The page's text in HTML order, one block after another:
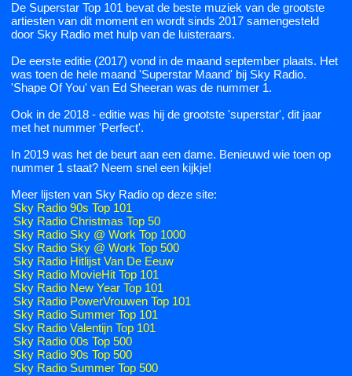
De Superstar Top 101 bevat de beste muziek van de grootste
artiesten van dit moment en wordt sinds 2017 samengesteld
door Sky Radio met hulp van de luisteraars.
De eerste editie (2017) vond in de maand september plaats. Het
was toen de hele maand 'Superstar Maand' bij Sky Radio.
'Shape Of You' van Ed Sheeran was de nummer 1.
Ook in de 2018 - editie was hij de grootste 'superstar', dit jaar
met het nummer 'Perfect'.
In 2019 was het de beurt aan een dame. Benieuwd wie toen op
nummer 1 staat? Neem snel een kijkje!
Meer lijsten van Sky Radio op deze site:
Sky Radio 90s Top 101
Sky Radio Christmas Top 50
Sky Radio Sky @ Work Top 1000
Sky Radio Sky @ Work Top 500
Sky Radio Hitlijst Van De Eeuw
Sky Radio MovieHit Top 101
Sky Radio New Year Top 101
Sky Radio PowerVrouwen Top 101
Sky Radio Summer Top 101
Sky Radio Valentijn Top 101
Sky Radio 00s Top 500
Sky Radio 90s Top 500
Sky Radio Summer Top 500